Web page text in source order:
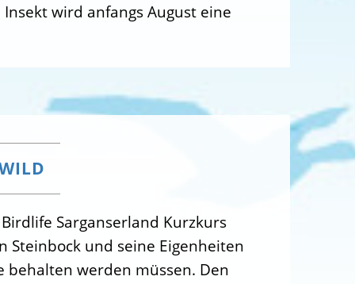
wird anfangs August eine
Sarganserland Kurzkurs
Steinbock und seine Eigenheiten
behalten werden müssen. Den